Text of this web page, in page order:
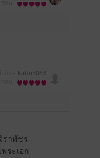
katai3063
ราพัชร
ระเอก